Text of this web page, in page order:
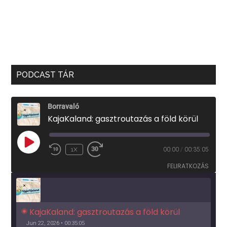
PODCAST TÁR
Borravaló
KajaKaland: gasztroutazás a föld körül
PLAY
EPISODE
1X 00:00 / 00:35:05
FELIRATKOZÁS
KajaKaland: gasztroutazás a föld körül
Jun 22, 2026 • 00:35:05